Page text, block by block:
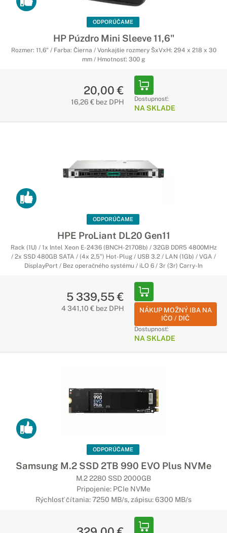
ODPORÚČAME
HP Púzdro Mini Sleeve 11,6"
Rozmer: 11,6" / Farba: Čierna / Vonkajšie rozmery ŠxVxH: 294 x 218 x 30
mm / Hmotnosť: 300 g
20,00 €
16,26 € bez DPH Dostupnosť:
NA SKLADE
ODPORÚČAME
HPE ProLiant DL20 Gen11
Rack (1U) / 1x Intel Xeon E-2436 (BNCH-21708b) / 32GB DDR5 4800MHz
/ 2x SSD 480GB SATA / (4x 2,5") Hot-Plug / USB 3.2 / LAN (1Gb) / VGA /
DisplayPort / Bez operačného systému / iLO 6 / 3r (3r) Carry-In
5 339,55 €
4 341,10 € bez DPH
NÁKUP MOŽNÝ IBA NA
IČO / DIČ
Dostupnosť:
NA SKLADE
ODPORÚČAME
Samsung M.2 SSD 2TB 990 EVO Plus NVMe
M.2 2280 SSD 2000GB
Pripojenie: PCIe NVMe
Rýchlosť čítania: 7250 MB/s, zápisu: 6300 MB/s